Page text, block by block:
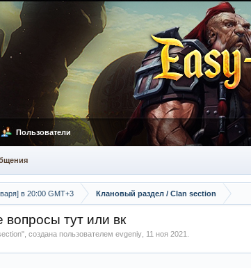
в 20:00 GMT+3 Клановый раздел / Сlan section
вопросы тут или вк
", создана пользователем evgeniy 11 ноя 2021
Пользователи